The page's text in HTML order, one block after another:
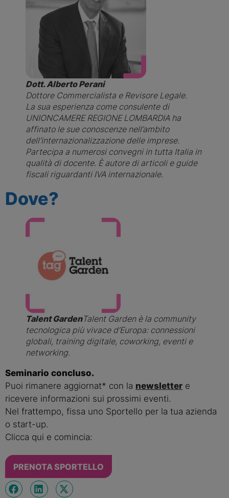
Dott. Alberto Perani
Dottore Commercialista e Revisore Legale.
La sua esperienza come consulente di
UNIONCAMERE REGIONE LOMBARDIA ha
affinato le sue conoscenze nell’ambito
dell’internazionalizzazione delle imprese.
Partecipa a numerosi convegni in tutta Italia in
qualità di docente. È autore di articoli e guide
fiscali riguardanti IVA internazionale.
Dove?
Talent GardenTalent Garden è la community
tecnologica più vivace d’Europa: connessioni
globali, training digitale, coworking, eventi e
networking.
Seminario concluso.
Puoi rimanere aggiornat* con la newsletter e
ricevere informazioni sui prossimi eventi.
Nel frattempo, fissa uno Sportello per la tua azienda
o start-up.
Clicca qui e comincia:
PRENOTA SPORTELLO